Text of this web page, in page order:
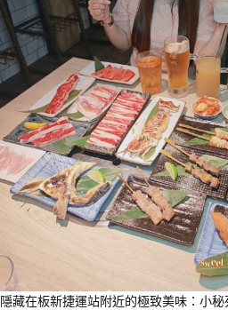
隱藏在板新捷運站附近的極致美味：小